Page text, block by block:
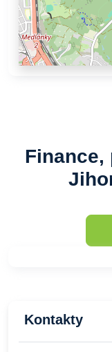
Finance,
Kontakty